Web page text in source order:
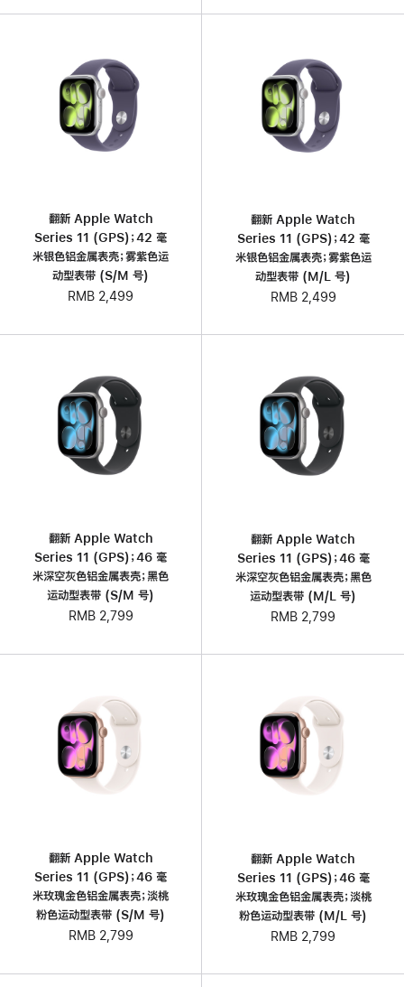
翻新 Apple Watch
Series 11 (GPS)；42 毫
米银色铝金属表壳；雾紫色运
动型表带 (S/M 号)
RMB 2,499
翻新 Apple Watch
Series 11 (GPS)；42 毫
米银色铝金属表壳；雾紫色运
动型表带 (M/L 号)
RMB 2,499
翻新 Apple Watch
Series 11 (GPS)；46 毫
米深空灰色铝金属表壳；黑色
运动型表带 (S/M 号)
RMB 2,799
翻新 Apple Watch
Series 11 (GPS)；46 毫
米深空灰色铝金属表壳；黑色
运动型表带 (M/L 号)
RMB 2,799
翻新 Apple Watch
Series 11 (GPS)；46 毫
米玫瑰金色铝金属表壳；淡桃
粉色运动型表带 (S/M 号)
RMB 2,799
翻新 Apple Watch
Series 11 (GPS)；46 毫
米玫瑰金色铝金属表壳；淡桃
粉色运动型表带 (M/L 号)
RMB 2,799